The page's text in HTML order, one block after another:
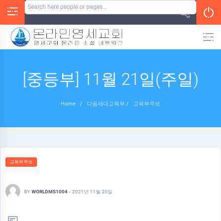
[중등부] 11월 21일(주일)
Home / 다음세대교육부 / 교육부주보
교육부주보
BY WORLDMS1004 - 2021년 11월 20일